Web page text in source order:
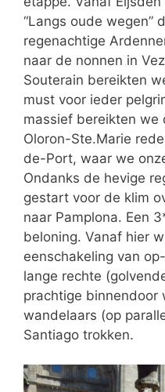
“Langs oude wegen”
regenachtige
naar de nonnen in
Souterain bereikten
must voor ieder
massief bereikten we
Oloron-Ste.Marie
de-Port, waar we
Ondanks de hevige
gestart voor de klim
naar Pamplona. Een
beloning. Vanaf hier
eenschakeling van
lange rechte
prachtige binnendoor
wandelaars (op
Santiago trokken.